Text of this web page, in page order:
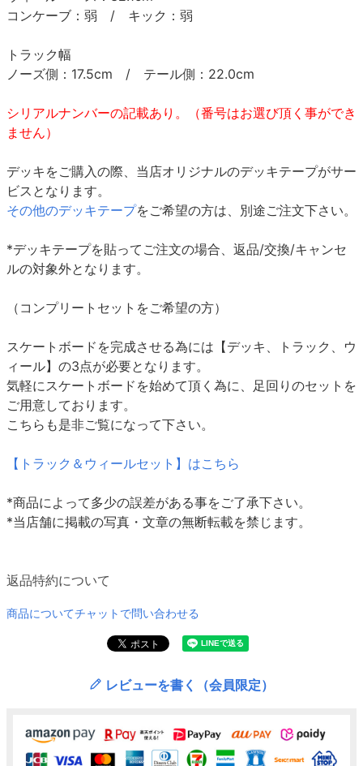
コンケーブ：弱 / キック：弱
トラック幅
ノーズ側：17.5cm / テール側：22.0cm
シリアルナンバーの記載あり。（番号はお選び頂く事ができ
ません）
デッキをご購入の際、当店オリジナルのデッキテープがサー
ビスとなります。
その他のデッキテープをご希望の方は、別途ご注文下さい。
*デッキテープを貼ってご注文の場合、返品/交換/キャンセ
ルの対象外となります。
（コンプリートセットをご希望の方）
スケートボードを完成させる為には【デッキ、トラック、ウ
ィール】の3点が必要となります。
気軽にスケートボードを始めて頂く為に、足回りのセットを
ご用意しております。
こちらも是非ご覧になって下さい。
【トラック＆ウィールセット】はこちら
*商品によって多少の誤差がある事をご了承下さい。
*当店舗に掲載の写真・文章の無断転載を禁じます。
返品特約について
商品についてチャットで問い合わせる
レビューを書く（会員限定）